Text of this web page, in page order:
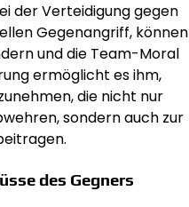
der Verteidigung gegen
Gegenangriff, können
und die Team-Moral
ermöglicht es ihm,
die nicht nur
sondern auch zur
des Gegners